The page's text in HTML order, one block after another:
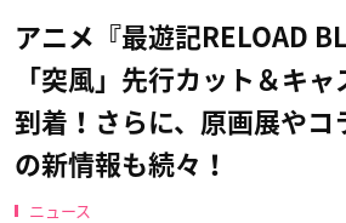
アニメ『最遊記RELOAD
「突風」先行カット＆キ
到着！さらに、原画展やコ
の新情報も続々！
ニュース